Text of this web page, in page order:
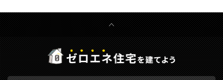
ハイスペック断熱材選び